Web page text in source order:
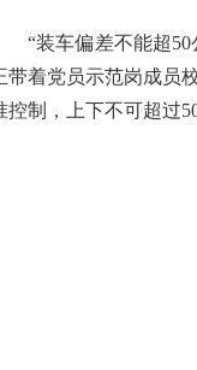
“装车偏差不能超
带着党员示范岗成员
控制，上下不可超过